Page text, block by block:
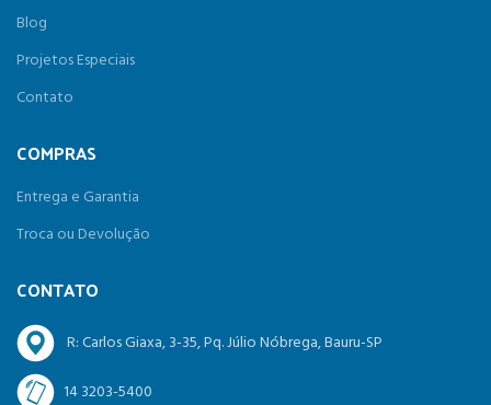
Blog
Projetos Especiais
Contato
COMPRAS
Entrega e Garantia
Troca ou Devolução
CONTATO
R: Carlos Giaxa, 3-35, Pq. Júlio Nóbrega, Bauru-SP
14 3203-5400